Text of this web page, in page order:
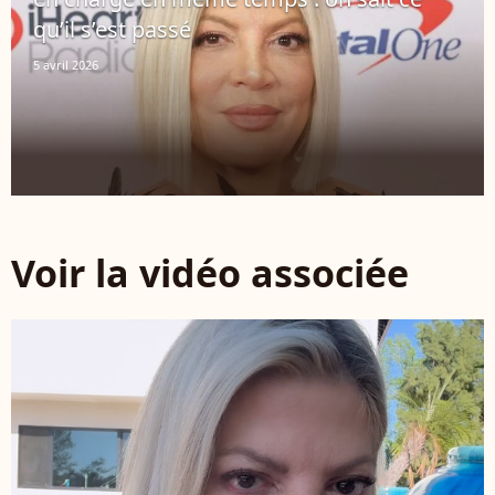
qu’il s’est passé
5 avril 2026
Voir la vidéo associée